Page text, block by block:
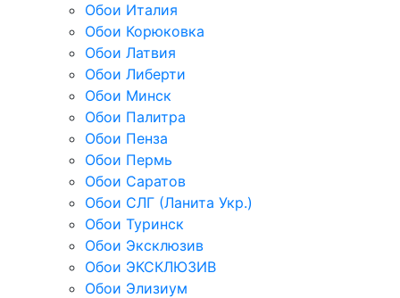
Обои Италия
Обои Корюковка
Обои Латвия
Обои Либерти
Обои Минск
Обои Палитра
Обои Пенза
Обои Пермь
Обои Саратов
Обои СЛГ (Ланита Укр.)
Обои Туринск
Обои Эксклюзив
Обои ЭКСКЛЮЗИВ
Обои Элизиум